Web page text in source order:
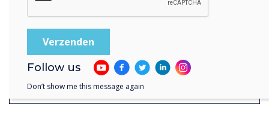
Follow us
Don’t show me this message again